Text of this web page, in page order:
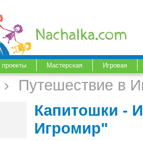
Мастерская Игровая
› Путешествие в
Капитошки -
Игромир"